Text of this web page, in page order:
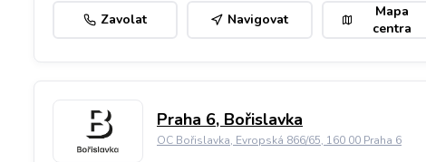
Zavolat Navigovat
Mapa
centra
Praha 6, Bořislavka
OC Bořislavka, Evropská 866/65, 160 00 Praha 6